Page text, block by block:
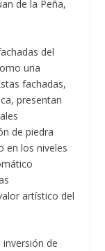
de la Peña,
del
una
fachadas,
presentan
de piedra
en los niveles
artístico del
de